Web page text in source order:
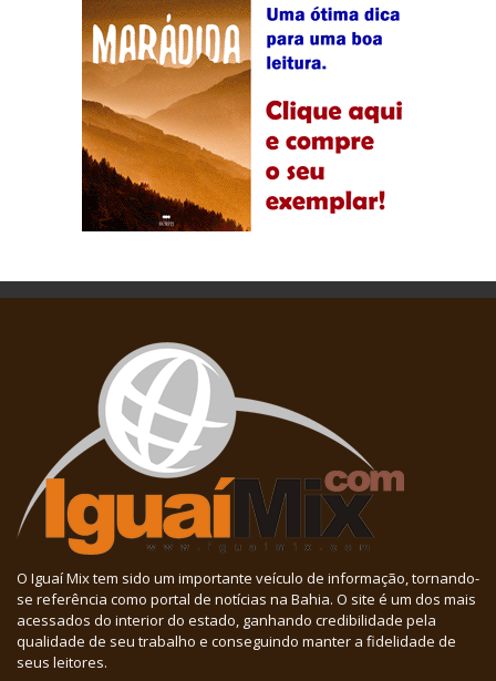
O Iguaí Mix tem sido um importante veículo de informação, tornando-
se referência como portal de notícias na Bahia. O site é um dos mais
acessados do interior do estado, ganhando credibilidade pela
qualidade de seu trabalho e conseguindo manter a fidelidade de
seus leitores.